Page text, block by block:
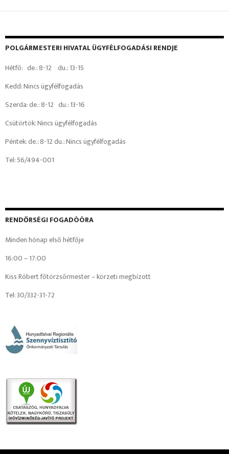
POLGÁRMESTERI HIVATAL ÜGYFÉLFOGADÁSI RENDJE
Hétfő: de.: 8-12 du.: 13-15
Kedd: Nincs ügyfélfogadás
Szerda: de.: 8-12 du.: 13-16
Csütörtök: Nincs ügyfélfogadás
Péntek: de.: 8-12 du.: Nincs ügyfélfogadás
Tel: 56/494-001
RENDŐRSÉGI FOGADÓÓRA
Minden hónap első hétfője
16:00 – 17:00
Kiss Róbert főtörzsőrmester – körzeti megbízott
Tel: 30/332-31-72